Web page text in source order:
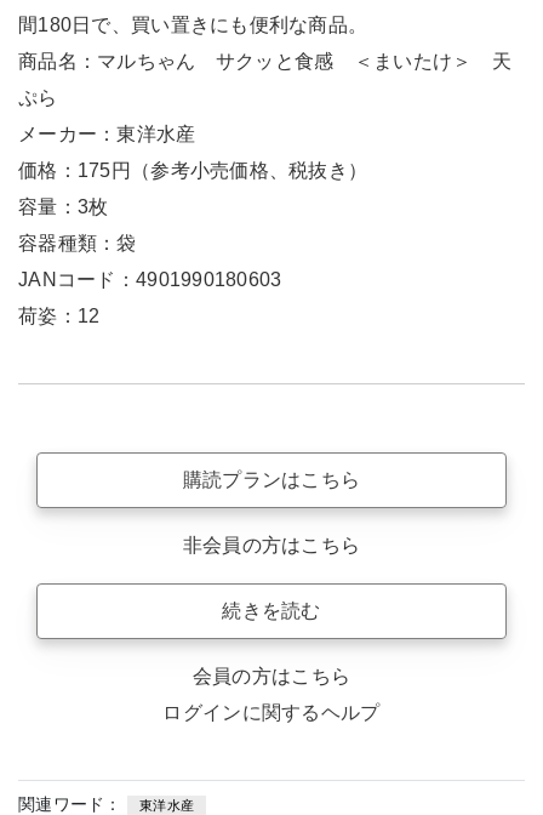
間180日で、買い置きにも便利な商品。
商品名：マルちゃん サクッと食感 ＜まいたけ＞ 天
ぷら
メーカー：東洋水産
価格：175円（参考小売価格、税抜き）
容量：3枚
容器種類：袋
JANコード：4901990180603
荷姿：12
購読プランはこちら
非会員の方はこちら
続きを読む
会員の方はこちら
ログインに関するヘルプ
関連ワード： 東洋水産